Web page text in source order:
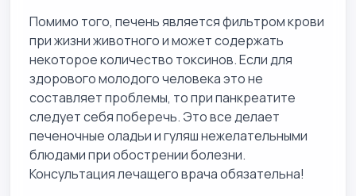
Помимо того, печень является фильтром крови
при жизни животного и может содержать
некоторое количество токсинов. Если для
здорового молодого человека это не
составляет проблемы, то при панкреатите
следует себя поберечь. Это все делает
печеночные оладьи и гуляш нежелательными
блюдами при обострении болезни.
Консультация лечащего врача обязательна!